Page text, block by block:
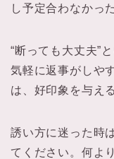
し予定合わなかっ
“断っても大丈夫”
気軽に返事がしや
は、好印象を与え
誘い方に迷った時
てください。何よ